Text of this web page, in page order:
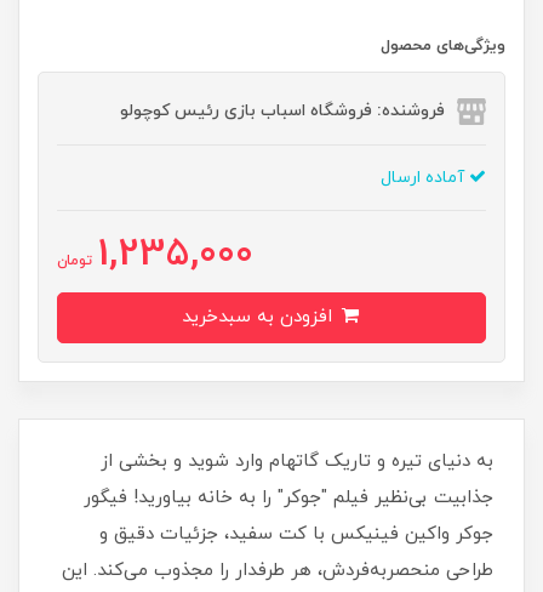
ویژگی‌های محصول
فروشنده: فروشگاه اسباب بازی رئیس کوچولو
آماده ارسال
1,235,000 تومان
به دنیای تیره و تاریک گاتهام وارد شوید و بخشی از
جذابیت بی‌نظیر فیلم "جوکر" را به خانه بیاورید! فیگور
جوکر واکین فینیکس با کت سفید، جزئیات دقیق و
طراحی منحصربه‌فردش، هر طرفدار را مجذوب می‌کند. این